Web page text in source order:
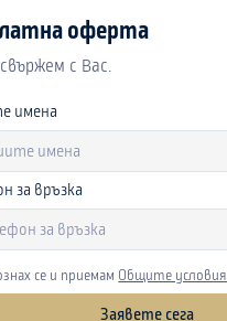
оферта
с Вас.
имена
за връзка
се и приемам Общите условия